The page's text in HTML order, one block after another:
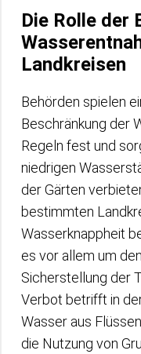
Die Rolle der
Landkreisen
Behörden spielen
Beschränkung der
Regeln fest und
niedrigen
der Gärten
bestimmten
Wasserknappheit
es vor allem um
Sicherstellung der
Verbot betrifft in
Wasser aus
die Nutzung von